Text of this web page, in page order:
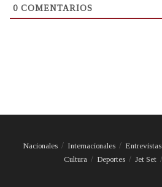
0 COMENTARIOS
Nacionales Internacionales Entrevistas
Cultura
Deportes Jet Set